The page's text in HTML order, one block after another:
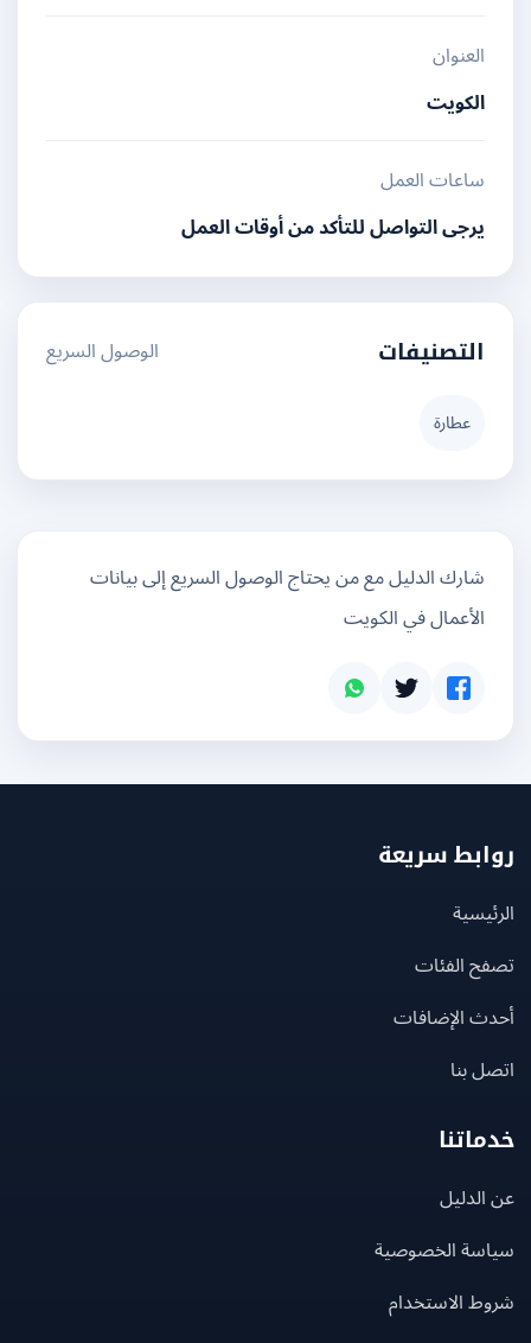
العنوان
الكويت
ساعات العمل
يرجى التواصل للتأكد من أوقات العمل
التصنيفات الوصول السريع
شارك الدليل مع من يحتاج الوصول السريع إلى بيانات
الأعمال في الكويت
سريعة
الفئات
الإضافات
بنا
الخصوصية
الاستخدام